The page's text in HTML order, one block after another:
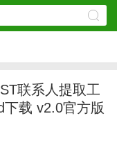
联系人提取工
载 v2.0官方版